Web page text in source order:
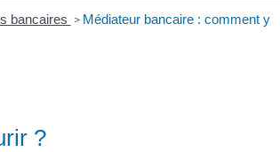
bancaires > Médiateur bancaire : comment y
?